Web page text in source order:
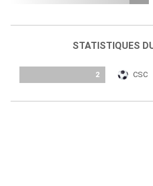
STATISTIQUES
2 CSC